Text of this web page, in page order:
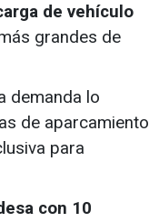
de vehículo
grandes de
demanda lo
de aparcamiento
para
con 10